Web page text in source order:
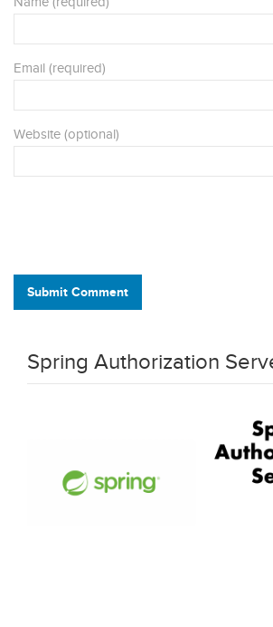
Email (required)
Website (optional)
Submit Comment
Spring Authorization